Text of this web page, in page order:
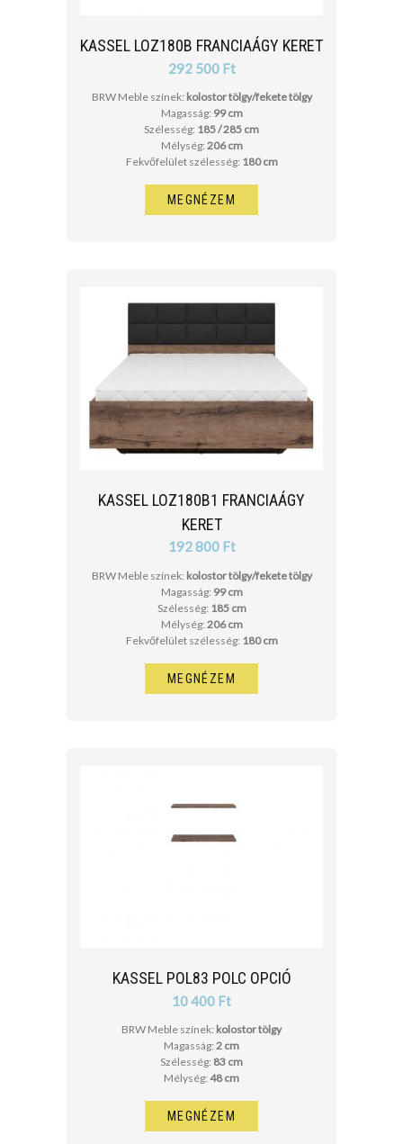
KASSEL LOZ180B FRANCIAÁGY KERET
292 500 Ft
BRW Meble színek: kolostor tölgy/fekete tölgy
Magasság: 99 cm
Szélesség: 185 / 285 cm
Mélység: 206 cm
Fekvőfelület szélesség: 180 cm
MEGNÉZEM
KASSEL LOZ180B1 FRANCIAÁGY
KERET
192 800 Ft
BRW Meble színek: kolostor tölgy/fekete tölgy
Magasság: 99 cm
Szélesség: 185 cm
Mélység: 206 cm
Fekvőfelület szélesség: 180 cm
MEGNÉZEM
KASSEL POL83 POLC OPCIÓ
10 400 Ft
BRW Meble színek: kolostor tölgy
Magasság: 2 cm
Szélesség: 83 cm
Mélység: 48 cm
MEGNÉZEM